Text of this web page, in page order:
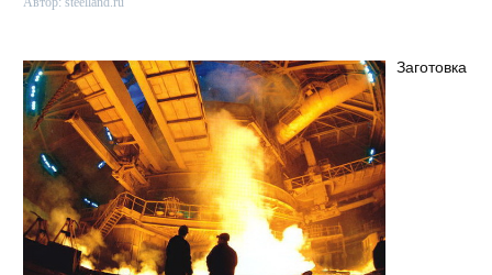
Заготовка